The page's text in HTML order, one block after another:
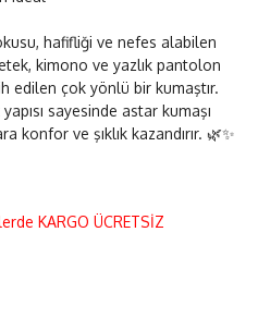
hafifliği ve nefes alabilen
kimono ve yazlık pantolon
edilen çok yönlü bir kumaştır.
sayesinde astar kumaşı
konfor ve şıklık kazandırır. 🌿✨
KARGO ÜCRETSİZ